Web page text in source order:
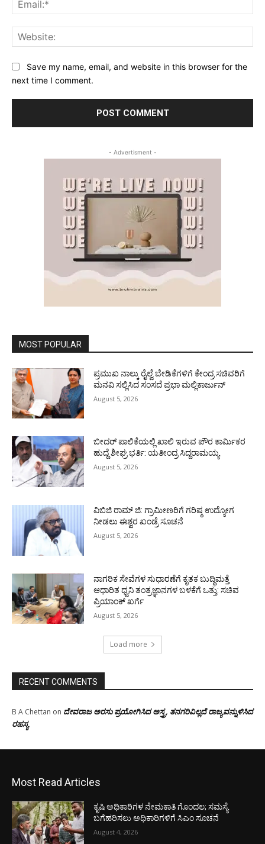
Save my name, email, and website in this browser for the
next time I comment.
- Advertisment -
MOST POPULAR
ಪ್ರಮುಖ ನಾಲ್ಕು ರೈಲ್ವೆ ಬೇಡಿಕೆಗಳಿಗೆ ಕೇಂದ್ರ ಸಚಿವರಿಗೆ
ಮನವಿ ಸಲ್ಲಿಸಿದ ಸಂಸದೆ ಪ್ರಭಾ ಮಲ್ಲಿಕಾರ್ಜುನ್
August 5, 2026
ಬೀದರ್ ಪಾಲಿಕೆಯಲ್ಲಿ ಖಾಲಿ ಇರುವ ಪೌರ ಕಾರ್ಮಿಕರ
ಹುದ್ದೆ ಶೀಘ್ರ ಭರ್ತಿ: ಯತೀಂದ್ರ ಸಿದ್ದರಾಮಯ್ಯ
August 5, 2026
ವಿಬಿಜಿ ರಾಮ್ ಜಿ: ಗ್ರಾಮೀಣರಿಗೆ ಗರಿಷ್ಠ ಉದ್ಯೋಗ
ನೀಡಲು ಈಶ್ವರ ಖಂಡ್ರೆ ಸೂಚನೆ
August 5, 2026
ನಾಗರಿಕ ಸೇವೆಗಳ ಸುಧಾರಣೆಗೆ ಕೃತಕ ಬುದ್ಧಿಮತ್ತೆ
ಆಧಾರಿತ ಧ್ವನಿ ತಂತ್ರಜ್ಞಾನಗಳ ಬಳಕೆಗೆ ಒತ್ತು: ಸಚಿವ
ಪ್ರಿಯಾಂಕ್ ಖರ್ಗೆ
August 5, 2026
Load more
RECENT COMMENTS
B A Chettan on ದೇವರಾಜ ಅರಸು ಪ್ರಯೋಗಿಸಿದ ಅಸ್ತ್ರ, ತನಗರಿವಿಲ್ಲದೆ ರಾಜ್ಯವನ್ನುಳಿಸಿದ
ರಹಸ್ಯ
Most Read Articles
ಕೃಷಿ ಅಧಿಕಾರಿಗಳ ನೇಮಕಾತಿ ಗೊಂದಲ; ಸಮಸ್ಯೆ
ಬಗೆಹರಿಸಲು ಅಧಿಕಾರಿಗಳಿಗೆ ಸಿಎಂ ಸೂಚನೆ
August 4, 2026